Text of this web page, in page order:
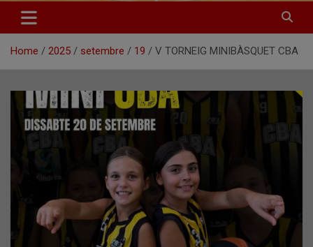
Home 2025 setembre 19 V TORNEIG MINIBÀSQUET CBA